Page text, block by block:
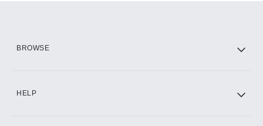
BROWSE
HELP